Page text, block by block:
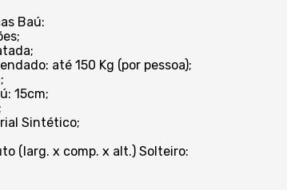
Baú:
até 150 Kg (por pessoa);
15cm;
Sintético;
(larg. x comp. x alt.) Solteiro: